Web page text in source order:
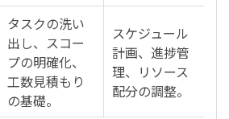
タスクの洗い
出し、スコー
プの明確化、
工数見積もり
の基礎。
スケジュール
計画、進捗管
理、リソース
配分の調整。